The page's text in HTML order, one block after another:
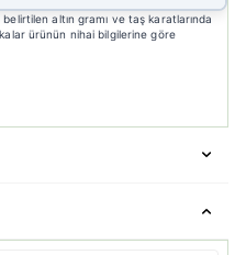
altın gramı ve taş karatlarında
ürünün nihai bilgilerine göre